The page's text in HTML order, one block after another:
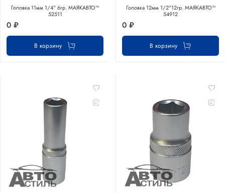
Головка 11мм 1/4" 6гр. МАЯКАВТО™
52511
0 ₽
В корзину
Головка 12мм 1/2"12гр. МАЯКАВТО™
54912
0 ₽
В корзину